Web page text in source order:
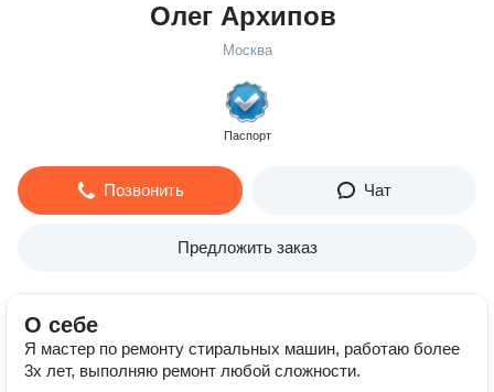
Олег Архипов
Москва
Паспорт
Позвонить Чат
Предложить заказ
О себе
Я мастер по ремонту стиральных машин, работаю более
3х лет, выполняю ремонт любой сложности.